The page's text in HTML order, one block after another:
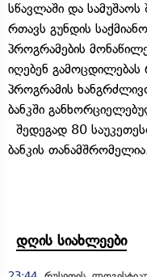
სწავლაში და
რთავს გუნდის
პროგრამების
იღებენ
პროგრამის
ბანკში
შედეგად 80
ბანკის
დღის სიახლეები